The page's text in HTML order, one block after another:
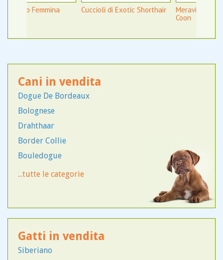
Cuccioli di Exotic Shorthair
Meravigliosi Gattini Maine
Cani in vendita
Dogue De Bordeaux
Bolognese
Drahthaar
Border Collie
Bouledogue
Bovaro del Bernese
Bracco Tedesco
Golden Retriever
...tutte le categorie
Gatti in vendita
Siberiano